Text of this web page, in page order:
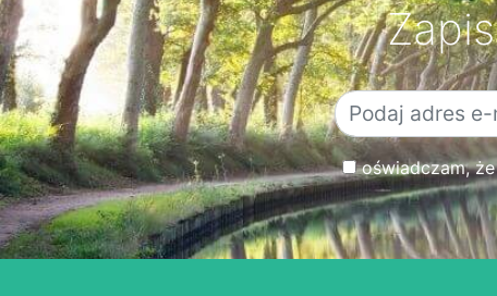
oświadczam, że